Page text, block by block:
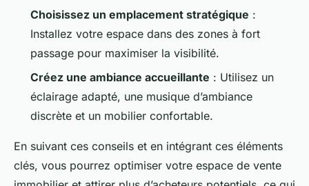
Choisissez un emplacement stratégique :
Installez votre espace dans des zones à fort
passage pour maximiser la visibilité.
Créez une ambiance accueillante : Utilisez un
éclairage adapté, une musique d’ambiance
discrète et un mobilier confortable.
En suivant ces conseils et en intégrant ces éléments
clés, vous pourrez optimiser votre espace de vente